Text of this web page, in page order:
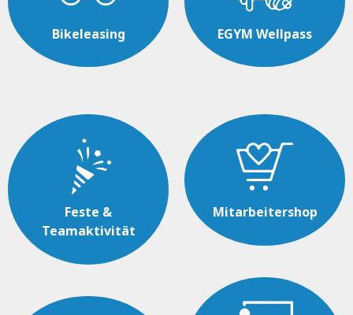
Bikeleasing EGYM Wellpass
Feste &
Teamaktivität
Mitarbeitershop